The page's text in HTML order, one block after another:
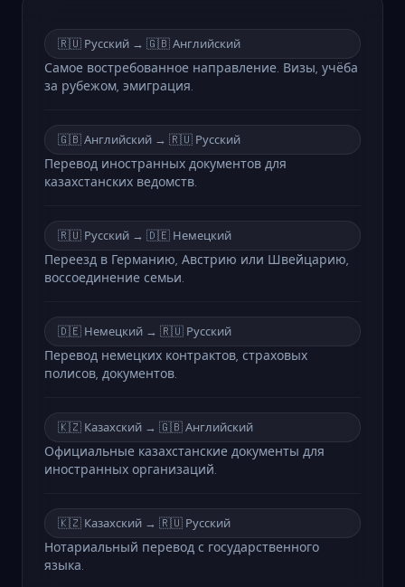
🇷🇺 Русский → 🇬🇧 Английский
Самое востребованное направление. Визы, учёба
за рубежом, эмиграция.
🇬🇧 Английский → 🇷🇺 Русский
Перевод иностранных документов для
казахстанских ведомств.
🇷🇺 Русский → 🇩🇪 Немецкий
Переезд в Германию, Австрию или Швейцарию,
воссоединение семьи.
🇩🇪 Немецкий → 🇷🇺 Русский
Перевод немецких контрактов, страховых
полисов, документов.
🇰🇿 Казахский → 🇬🇧 Английский
Официальные казахстанские документы для
иностранных организаций.
🇰🇿 Казахский → 🇷🇺 Русский
Нотариальный перевод с государственного
языка.